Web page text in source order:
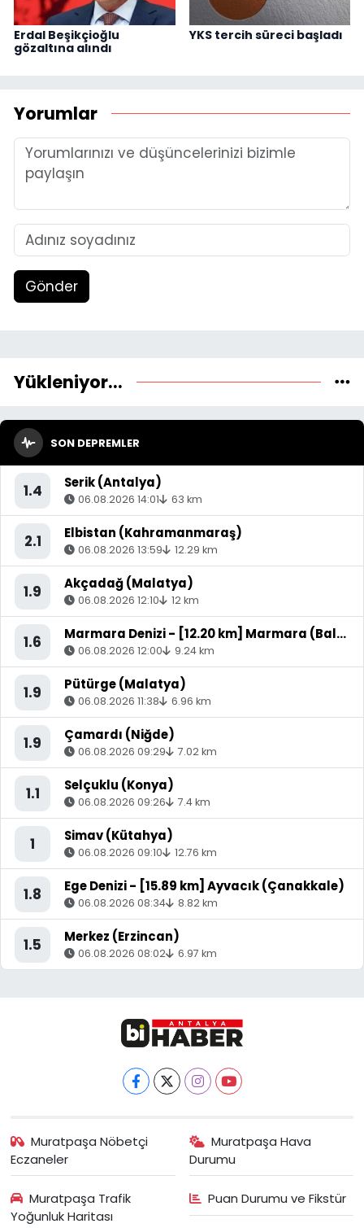
Erdal Beşikçioğlu
gözaltına alındı
YKS tercih süreci başladı
Yorumlar
Gönder
Yükleniyor...
SON DEPREMLER
1.4 Serik (Antalya)
06.08.2026 14:01 63 km
2.1 Elbistan (Kahramanmaraş)
06.08.2026 13:59 12.29 km
1.9 Akçadağ (Malatya)
06.08.2026 12:10 12 km
1.6 Marmara Denizi - [12.20 km] Marmara (Balıkesir)
06.08.2026 12:00 9.24 km
1.9 Pütürge (Malatya)
06.08.2026 11:38 6.96 km
1.9 Çamardı (Niğde)
06.08.2026 09:29 7.02 km
1.1 Selçuklu (Konya)
06.08.2026 09:26 7.4 km
1 Simav (Kütahya)
06.08.2026 09:10 12.76 km
1.8 Ege Denizi - [15.89 km] Ayvacık (Çanakkale)
06.08.2026 08:34 8.82 km
1.5 Merkez (Erzincan)
06.08.2026 08:02 6.97 km
Muratpaşa Nöbetçi
Eczaneler
Muratpaşa Hava
Durumu
Muratpaşa Trafik
Yoğunluk Haritası
Puan Durumu ve Fikstür